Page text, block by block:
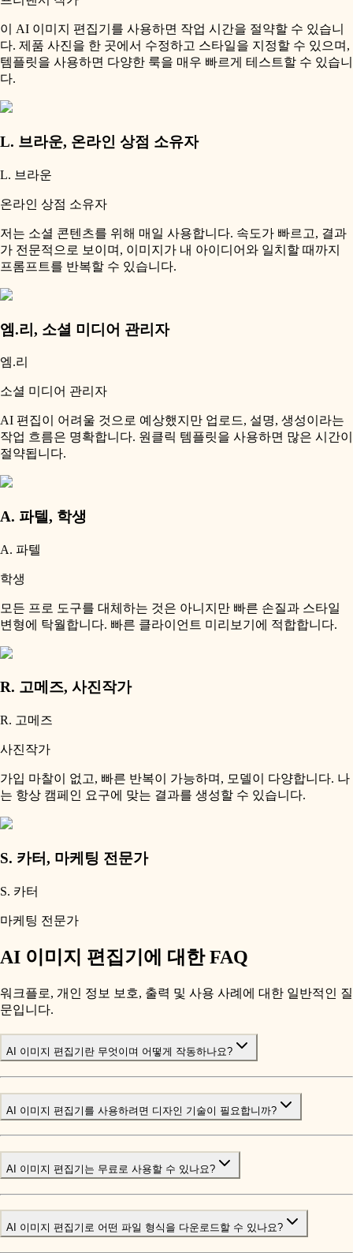
이 AI 이미지 편집기를 사용하면 작업 시간을 절약할 수 있습니
다. 제품 사진을 한 곳에서 수정하고 스타일을 지정할 수 있으며,
템플릿을 사용하면 다양한 룩을 매우 빠르게 테스트할 수 있습니
다.
L. 브라운, 온라인 상점 소유자
L. 브라운
온라인 상점 소유자
저는 소셜 콘텐츠를 위해 매일 사용합니다. 속도가 빠르고, 결과
가 전문적으로 보이며, 이미지가 내 아이디어와 일치할 때까지
프롬프트를 반복할 수 있습니다.
엠.리 , 소셜 미디어 관리자
엠.리
소셜 미디어 관리자
AI 편집이 어려울 것으로 예상했지만 업로드, 설명, 생성이라는
작업 흐름은 명확합니다. 원클릭 템플릿을 사용하면 많은 시간이
절약됩니다.
A. 파텔, 학생
A. 파텔
학생
모든 프로 도구를 대체하는 것은 아니지만 빠른 손질과 스타일
변형에 탁월합니다. 빠른 클라이언트 미리보기에 적합합니다.
R. 고메즈, 사진작가
R. 고메즈
사진작가
가입 마찰이 없고, 빠른 반복이 가능하며, 모델이 다양합니다. 나
는 항상 캠페인 요구에 맞는 결과를 생성할 수 있습니다.
S. 카터, 마케팅 전문가
S. 카터
마케팅 전문가
AI 이미지 편집기에 대한 FAQ
워크플로, 개인 정보 보호, 출력 및 사용 사례에 대한 일반적인 질
문입니다.
AI 이미지 편집기란 무엇이며 어떻게 작동하나요?
AI 이미지 편집기를 사용하려면 디자인 기술이 필요합니까?
AI 이미지 편집기는 무료로 사용할 수 있나요?
AI 이미지 편집기로 어떤 파일 형식을 다운로드할 수 있나요?